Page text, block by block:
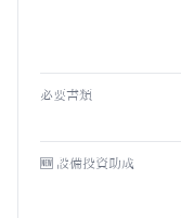
必要書類
🆕 設備投資助成